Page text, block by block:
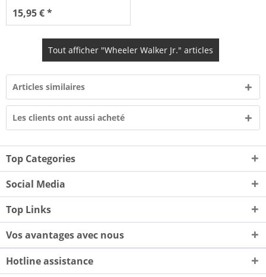
15,95 € *
Tout afficher "Wheeler Walker Jr." articles
Articles similaires
Les clients ont aussi acheté
Top Categories
Social Media
Top Links
Vos avantages avec nous
Hotline assistance